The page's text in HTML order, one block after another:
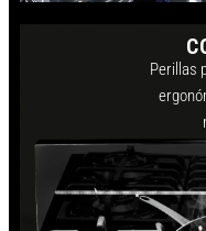
Perillas